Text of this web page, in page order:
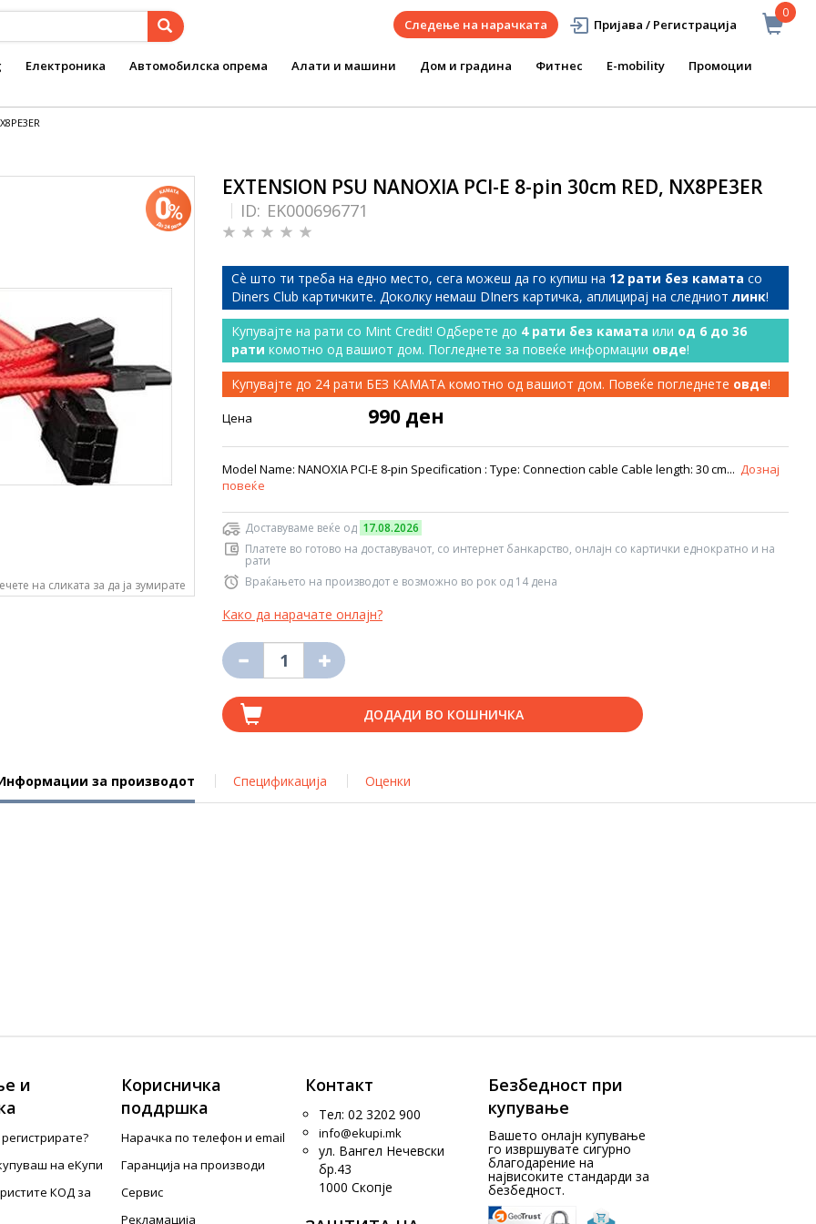
0
Следење на нарачката Пријава / Регистрација
Електроника Автомобилска опрема Алати и машини Дом и градина Фитнес E-mobility Промоции
на сликата за да ја зумирате
EXTENSION PSU NANOXIA PCI-E 8-pin 30cm RED, NX8PE3ER
ID: EK000696771
Сѐ што ти треба на едно место, сега можеш да го купиш на 12 рати без камата со
Diners Club картичките. Доколку немаш DIners картичка, аплицирај на следниот линк!
Купувајте на рати со Mint Credit! Одберете до 4 рати без камата или од 6 до 36
рати комотно од вашиот дом. Погледнете за повеќе информации овде!
Купувајте до 24 рати БЕЗ КАМАТА комотно од вашиот дом. Повеќе погледнете овде!
Цена 990 ден
Model Name: NANOXIA PCI-E 8-pin Specification : Type: Connection cable Cable length: 30 cm... Дознај
повеќе
Доставуваме веќе од 17.08.2026
Платете во готово на доставувачот, со интернет банкарство, онлајн со картички еднократно и на
рати
Враќањето на производот е возможно во рок од 14 дена
Како да нарачате онлајн?
ДОДАДИ ВО КОШНИЧКА
за производот Спецификација Оценки
и
на еКупи
КОД за
Корисничка
поддршка
Нарачка по телефон и еmail
Гаранција на производи
Сервис
Рекламација
Контакт
Тел: 02 3202 900
info@ekupi.mk
ул. Вангел Нечевски
бр.43
1000 Скопје
Безбедност при
купување
Вашето онлајн купување
го извршувате сигурно
благодарение на
највисоките стандарди за
безбедност.